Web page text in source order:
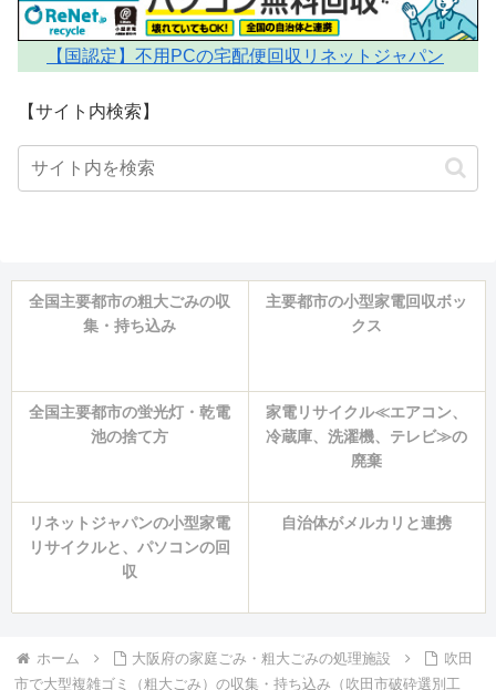
【国認定】不用PCの宅配便回収リネットジャパン
【サイト内検索】
全国主要都市の粗大ごみの収
集・持ち込み
主要都市の小型家電回収ボッ
クス
全国主要都市の蛍光灯・乾電
池の捨て方
家電リサイクル≪エアコン、
冷蔵庫、洗濯機、テレビ≫の
廃棄
リネットジャパンの小型家電
リサイクルと、パソコンの回
収
自治体がメルカリと連携
ホーム 大阪府の家庭ごみ・粗大ごみの処理施設
吹田
市で大型複雑ゴミ（粗大ごみ）の収集・持ち込み（吹田市破砕選別工